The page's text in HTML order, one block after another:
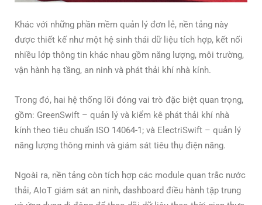
Khác với những phần mềm quản lý đơn lẻ, nền tảng này
được thiết kế như một hệ sinh thái dữ liệu tích hợp, kết nối
nhiều lớp thông tin khác nhau gồm năng lượng, môi trường,
vận hành hạ tầng, an ninh và phát thải khí nhà kính.
Trong đó, hai hệ thống lõi đóng vai trò đặc biệt quan trọng,
gồm: GreenSwift – quản lý và kiểm kê phát thải khí nhà
kính theo tiêu chuẩn ISO 14064-1; và ElectriSwift – quản lý
năng lượng thông minh và giám sát tiêu thụ điện năng.
Ngoài ra, nền tảng còn tích hợp các module quan trắc nước
thải, AIoT giám sát an ninh, dashboard điều hành tập trung